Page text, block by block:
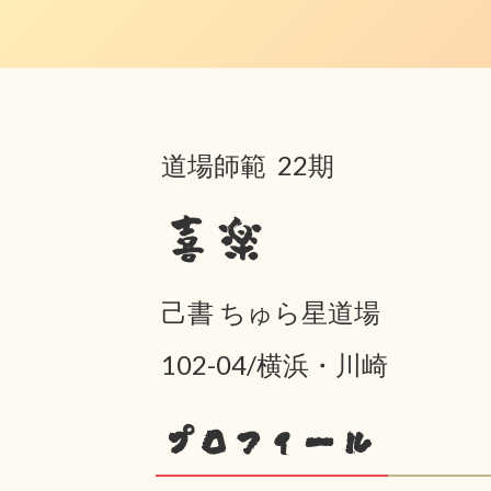
道場師範 22期
喜楽
己書 ちゅら星道場
102-04/横浜・川崎
プロフィール